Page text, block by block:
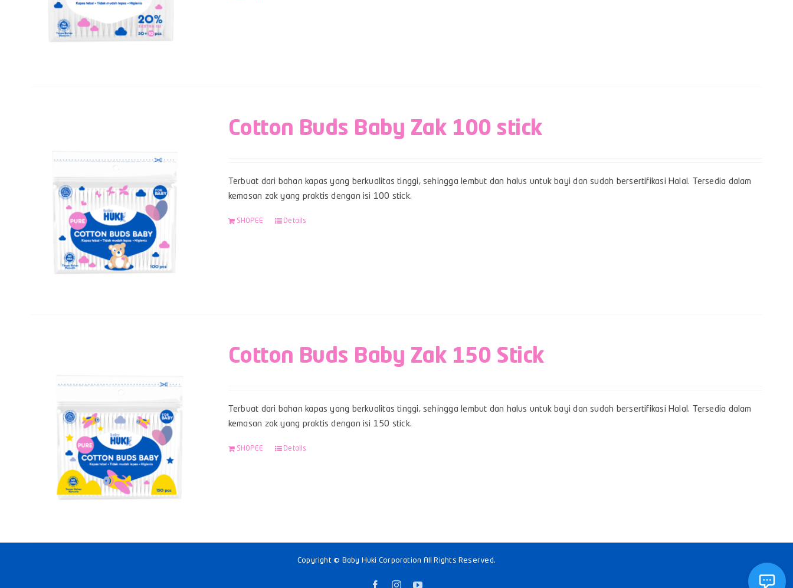
Cotton Buds Baby Zak 100 stick
Terbuat dari bahan kapas yang berkualitas tinggi, sehingga lembut dan halus untuk bayi dan sudah bersertifikasi Halal. Tersedia dalam
kemasan zak yang praktis dengan isi 100 stick.
SHOPEE Details
Cotton Buds Baby Zak 150 Stick
Terbuat dari bahan kapas yang berkualitas tinggi, sehingga lembut dan halus untuk bayi dan sudah bersertifikasi Halal. Tersedia dalam
kemasan zak yang praktis dengan isi 150 stick.
SHOPEE Details
Copyright © Baby Huki Corporation All Rights Reserved.
FacebookInstagramYouTube